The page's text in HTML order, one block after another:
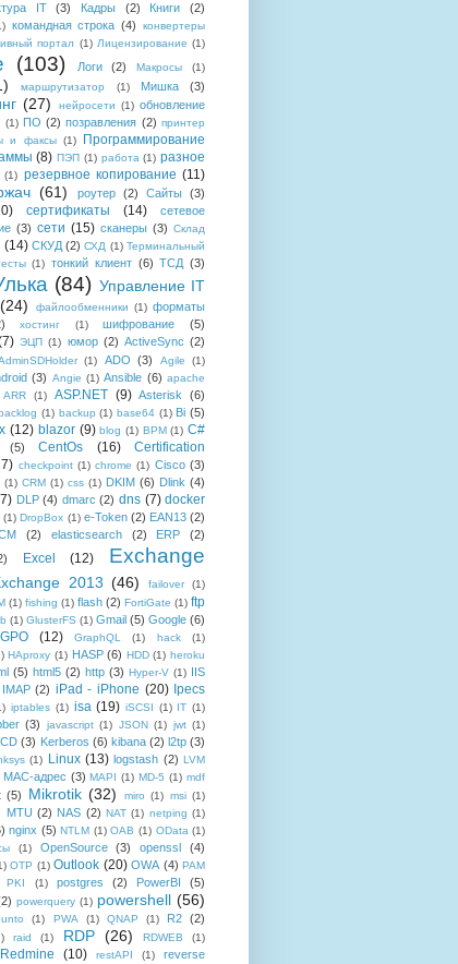
IT (3) Кадры (2) Книги (2)
командная строка (4)
конвертеры
портал (1) Лицензирование (1)
(103) Логи (2) Макросы (1)
маршрутизатор (1) Мишка (3)
(27) нейросети (1) обновление
(1) ПО (2) позравления (2) принтер
и факсы (1)
Программирование
(8) ПЭП (1) работа (1) разное
(1) резервное копирование (11)
(61) роутер (2) Сайты (3)
сертификаты (14)
сетевое
(3) сети (15) сканеры (3) Склад
(14) СКУД (2) СХД (1) Терминальный
(1) тонкий клиент (6) ТСД (3)
(84) Управление IT
(24) файлообменники (1) форматы
хостинг (1) шифрование (5)
ЭЦП (1) юмор (2) ActiveSync (2)
(1) ADO (3) Agile (1)
(3) Angie (1) Ansible (6) apache
ARR (1) ASP.NET (9) Asterisk (6)
(1) backup (1) base64 (1) Bi (5)
(12) blazor (9) blog (1) BPM (1) C#
(5) CentOs (16)
Certification
checkpoint (1) chrome (1) Cisco (3)
(1) CRM (1) css (1) DKIM (6) Dlink (4)
DLP (4) dmarc (2) dns (7) docker
(1) DropBox (1) e-Token (2) EAN13 (2)
(2) elasticsearch (2) ERP
(2)
Excel (12)
Exchange
2013 (46) failover
(1)
(1) fishing (1) flash (2) FortiGate (1) ftp
(1) GlusterFS (1) Gmail (5) Google (6)
GPO (12) GraphQL (1) hack
(1)
HAproxy (1) HASP (6) HDD (1) heroku
(5) html5 (2) http (3) Hyper-V (1) IIS
IMAP (2) iPad - iPhone (20) Ipecs
iptables (1) isa (19) iSCSI (1) IT (1)
(3) javascript (1) JSON (1) jwt (1)
(3) Kerberos (6) kibana (2) l2tp (3)
(1) Linux (13) logstash (2) LVM
MAC-адрес (3) MAPI (1) MD-5 (1) mdf
(5) Mikrotik (32) miro (1) msi (1)
MTU (2) NAS (2) NAT (1) netping (1)
nginx (5) NTLM (1) OAB (1) OData (1)
(1) OpenSource (3) openssl (4)
OTP (1) Outlook (20) OWA (4) PAM
PKI (1) postgres (2) PowerBI
(5)
powerquery (1) powershell (56)
(1) PWA (1) QNAP (1) R2 (2)
raid (1) RDP (26) RDWEB
(1)
Redmine (10) restAPI (1)
reverse